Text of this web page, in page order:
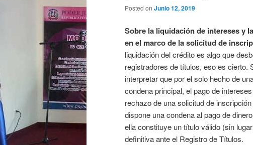
Posted on Junio 12, 2019
Sobre la liquidación de intereses y
en el marco de la solicitud de
liquidación del crédito es algo que
registradores de títulos, eso es cierto.
interpretar que por el solo hecho de
condena principal, el pago de
rechazo de una solicitud de
dispone una condena al pago de
ella constituye un título válido (sin
definitiva ante el Registro de Títulos.